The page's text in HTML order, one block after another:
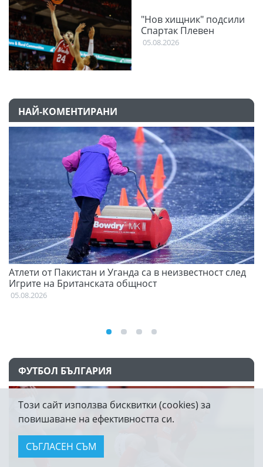
"Нов хищник" подсили
Спартак Плевен
05.08.2026
НАЙ-КОМЕНТИРАНИ
Атлети от Пакистан и Уганда са в неизвестност след
Игрите на Британската общност
05.08.2026
ФУТБОЛ БЪЛГАРИЯ
Този сайт използва бисквитки (cookies) за
повишаване на ефективността си.
СЪГЛАСЕН СЪМ